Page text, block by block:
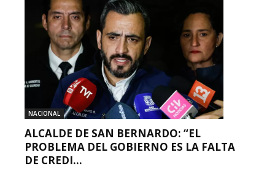
NACIONAL
ALCALDE DE SAN BERNARDO: “EL
PROBLEMA DEL GOBIERNO ES LA FALTA
DE CREDI...